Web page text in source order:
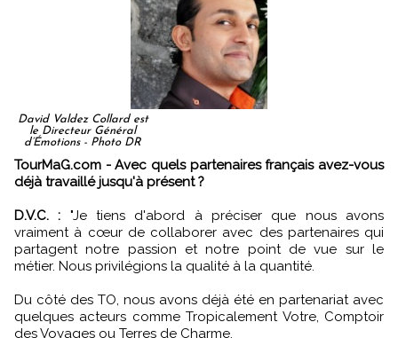
David Valdez Collard est
le Directeur Général
d’Émotions - Photo DR
TourMaG.com - Avec quels partenaires français avez-vous
déjà travaillé jusqu'à présent ?
D.V.C. : "Je tiens d'abord à préciser que nous avons
vraiment à cœur de collaborer avec des partenaires qui
partagent notre passion et notre point de vue sur le
métier. Nous privilégions la qualité à la quantité.
Du côté des TO, nous avons déjà été en partenariat avec
quelques acteurs comme Tropicalement Votre, Comptoir
des Voyages ou Terres de Charme.